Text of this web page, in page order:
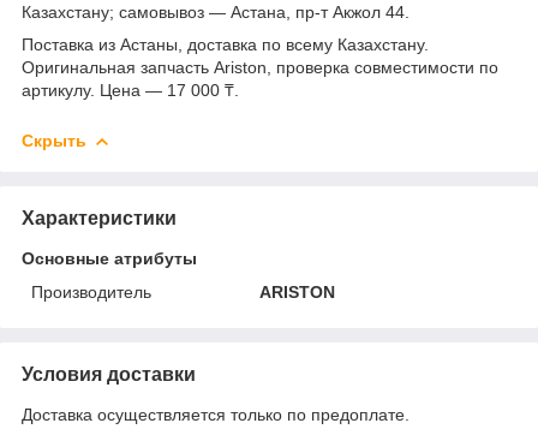
Казахстану; самовывоз — Астана, пр-т Акжол 44.
Поставка из Астаны, доставка по всему Казахстану.
Оригинальная запчасть Ariston, проверка совместимости по
артикулу. Цена — 17 000 ₸.
Скрыть
Характеристики
Основные атрибуты
Производитель
ARISTON
Условия доставки
Доставка осуществляется только по предоплате.